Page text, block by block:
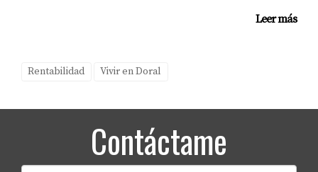
capitalización?
8%.
¿Cómo puedo mejorar mi flujo de caja?
Puedes mejorar tu flujo aumentando la renta o
Leer más
Rentabilidad Vivir en Doral
Contáctame